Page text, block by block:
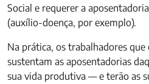
Social e requerer a
(auxílio-doença, por exemplo).
Na prática, os trabalhadores
sustentam as aposentadorias
sua vida produtiva — e terão as